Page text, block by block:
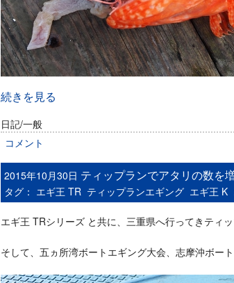
続きを見る
日記/一般
コメント
2015年10月30日 ティップランでアタリの数を
タグ： エギ王 TR ティップランエギング エギ王 K
エギ王 TRシリーズ と共に、三重県へ行ってきティ
そして、五ヵ所湾ボートエギング大会、志摩沖ボー